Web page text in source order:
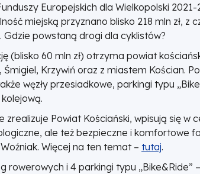
Europejskich dla Wielkopolski
miejską przyznano blisko 218 mln zł, z
powstaną drogi dla cyklistów?
(blisko 60 mln zł) otrzyma powiat
Śmigiel, Krzywiń oraz z miastem Kościan.
węzły przesiadkowe, parkingi typu
Powiat Kościański, wpisują się w
ale też bezpieczne i komfortowe
Więcej na ten temat – tutaj.
rowerowych i 4 parkingi typu